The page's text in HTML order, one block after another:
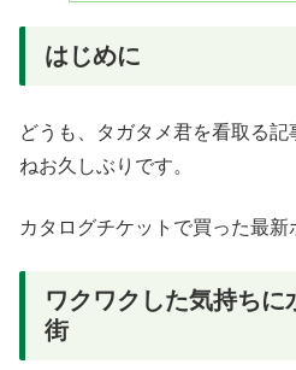
はじめに
どうも、タガタメ君を看取る
ねお久しぶりです。
カタログチケットで買った最新
ワクワクした気持ちに
街